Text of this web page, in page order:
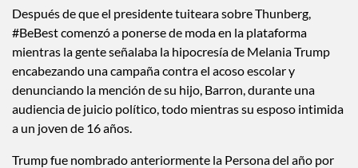
Después de que el presidente tuiteara sobre Thunberg,
#BeBest comenzó a ponerse de moda en la plataforma
mientras la gente señalaba la hipocresía de Melania Trump
encabezando una campaña contra el acoso escolar y
denunciando la mención de su hijo, Barron, durante una
audiencia de juicio político, todo mientras su esposo intimida